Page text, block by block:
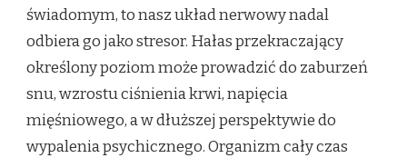
świadomym, to nasz układ nerwowy nadal
odbiera go jako stresor. Hałas przekraczający
określony poziom może prowadzić do zaburzeń
snu, wzrostu ciśnienia krwi, napięcia
mięśniowego, a w dłuższej perspektywie do
wypalenia psychicznego. Organizm cały czas